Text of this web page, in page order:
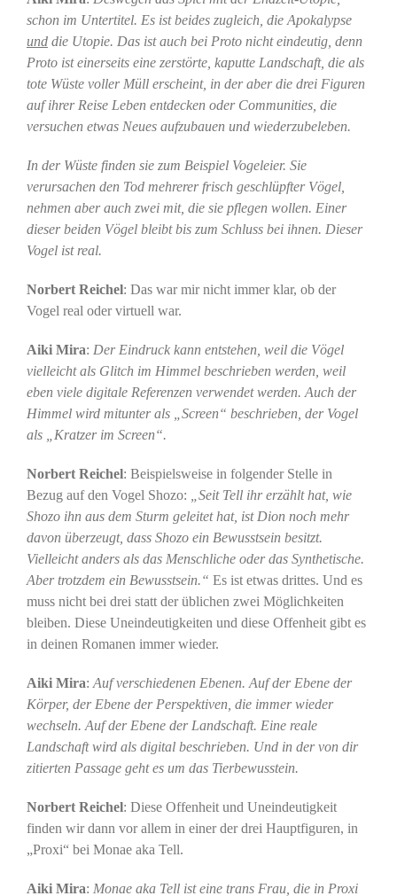
schon im Untertitel. Es ist beides zugleich, die Apokalypse
unddie Utopie. Das ist auch bei Proto nicht eindeutig, denn
Proto ist einerseits eine zerstörte, kaputte Landschaft, die als
tote Wüste voller Müll erscheint, in der aber die drei Figuren
auf ihrer Reise Leben entdecken oder Communities, die
versuchen etwas Neues aufzubauen und wiederzubeleben.
In der Wüste finden sie zum Beispiel Vogeleier. Sie
verursachen den Tod mehrerer frisch geschlüpfter Vögel,
nehmen aber auch zwei mit, die sie pflegen wollen. Einer
dieser beiden Vögel bleibt bis zum Schluss bei ihnen. Dieser
Vogel ist real.
Norbert Reichel: Das war mir nicht immer klar, ob der
Vogel real oder virtuell war.
Aiki Mira: Der Eindruck kann entstehen, weil die Vögel
vielleicht als Glitch im Himmel beschrieben werden, weil
eben viele digitale Referenzen verwendet werden. Auch der
Himmel wird mitunter als „Screen“ beschrieben, der Vogel
als „Kratzer im Screen“.
Norbert Reichel: Beispielsweise in folgender Stelle in
Bezug auf den Vogel Shozo:
„Seit Tell ihr erzählt hat, wie
Shozo ihn aus dem Sturm geleitet hat, ist Dion noch mehr
davon überzeugt, dass Shozo ein Bewusstsein besitzt.
Vielleicht anders als das Menschliche oder das Synthetische.
Aber trotzdem ein Bewusstsein.“ Es ist etwas drittes. Und es
muss nicht bei drei statt der üblichen zwei Möglichkeiten
bleiben. Diese Uneindeutigkeiten und diese Offenheit gibt es
in deinen Romanen immer wieder.
Aiki Mira: Auf verschiedenen Ebenen. Auf der Ebene der
Körper, der Ebene der Perspektiven, die immer wieder
wechseln. Auf der Ebene der Landschaft. Eine reale
Landschaft wird als digital beschrieben. Und in der von dir
zitierten Passage geht es um das Tierbewusstein.
Norbert Reichel: Diese Offenheit und Uneindeutigkeit
finden wir dann vor allem in einer der drei Hauptfiguren, in
„Proxi“ bei Monae aka Tell.
Aiki Mira: Monae aka Tell ist eine trans Frau, die in Proxi